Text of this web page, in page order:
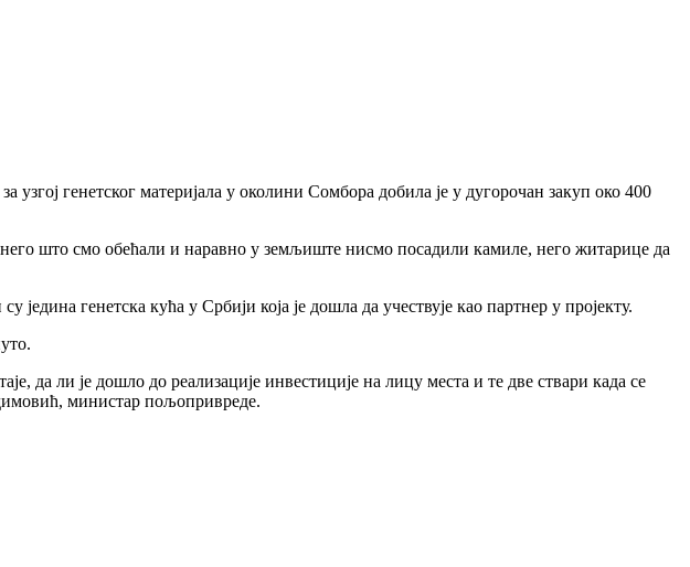
генетског материјала у околини Сомбора добила је у дугорочан закуп око 400
што смо обећали и наравно у земљиште нисмо посадили камиле, него житарице да
генетска кућа у Србији која је дошла да учествује као партнер у пројекту.
да ли је дошло до реализације инвестиције на лицу места и те две ствари када се
министар пољопривреде.